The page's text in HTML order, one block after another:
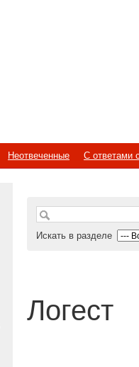
Неотвеченные С ответами
Искать в разделе
Логест